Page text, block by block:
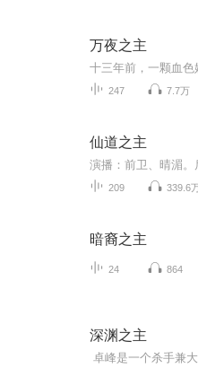
万夜之主
247 7.7万
仙道之主
209 339.6
暗裔之主
24 864
深渊之主